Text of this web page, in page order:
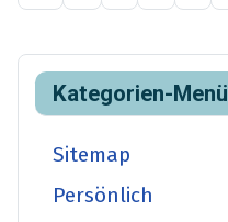
Kategorien-Menü
Sitemap
Persönlich